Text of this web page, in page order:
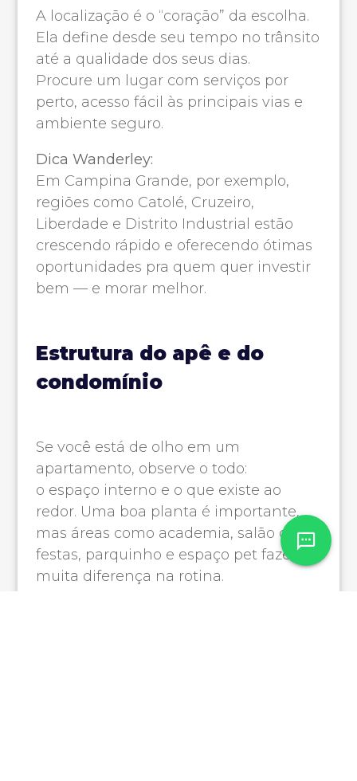
A localização é o “coração” da escolha.
Ela define desde seu tempo no trânsito
até a qualidade dos seus dias.
Procure um lugar com serviços por
perto, acesso fácil às principais vias e
ambiente seguro.
Dica Wanderley:
Em Campina Grande, por exemplo,
regiões como Catolé, Cruzeiro,
Liberdade e Distrito Industrial estão
crescendo rápido e oferecendo ótimas
oportunidades pra quem quer investir
bem — e morar melhor.
Estrutura do apê e do
condomínio
Se você está de olho em um
apartamento, observe o todo:
o espaço interno e o que existe ao
redor. Uma boa planta é importante,
mas áreas como academia, salão de
festas, parquinho e espaço pet fazem
muita diferença na rotina.